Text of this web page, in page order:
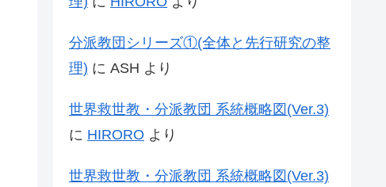
分派教団シリーズ①(全体と先行研究の整
理) に ASH より
世界救世教・分派教団 系統概略図(Ver.3)
に HIRORO より
世界救世教・分派教団 系統概略図(Ver.3)